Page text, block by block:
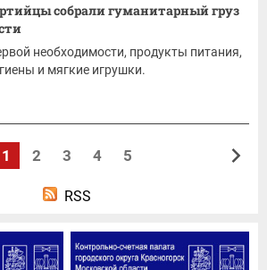
собрали гуманитарный груз
необходимости, продукты питания,
и мягкие игрушки.
1 2 3 4 5
RSS